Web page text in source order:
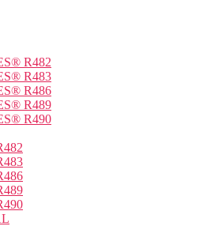
R482
R483
R486
R489
R490